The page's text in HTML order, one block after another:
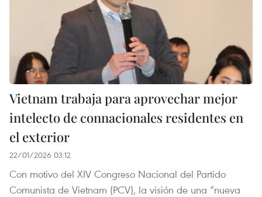
Vietnam trabaja para aprovechar mejor
intelecto de connacionales residentes en
el exterior
22/01/2026 03:12
Con motivo del XIV Congreso Nacional del Partido
Comunista de Vietnam (PCV), la visión de una “nueva